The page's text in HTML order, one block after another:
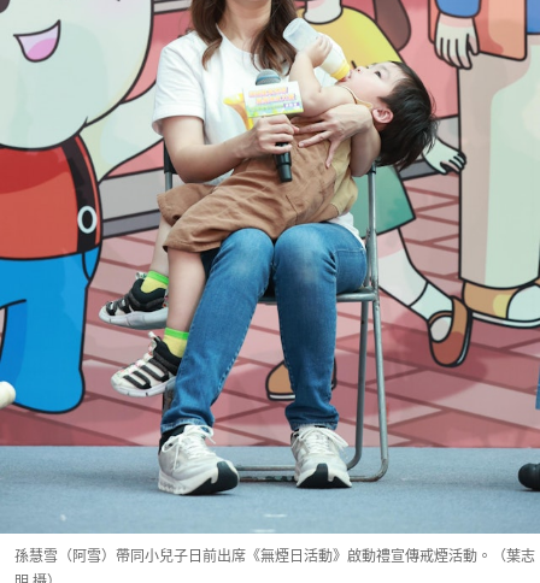
孫慧雪（阿雪）帶同小兒子日前出席《無煙日活動》啟動禮宣傳戒煙活動。（葉志